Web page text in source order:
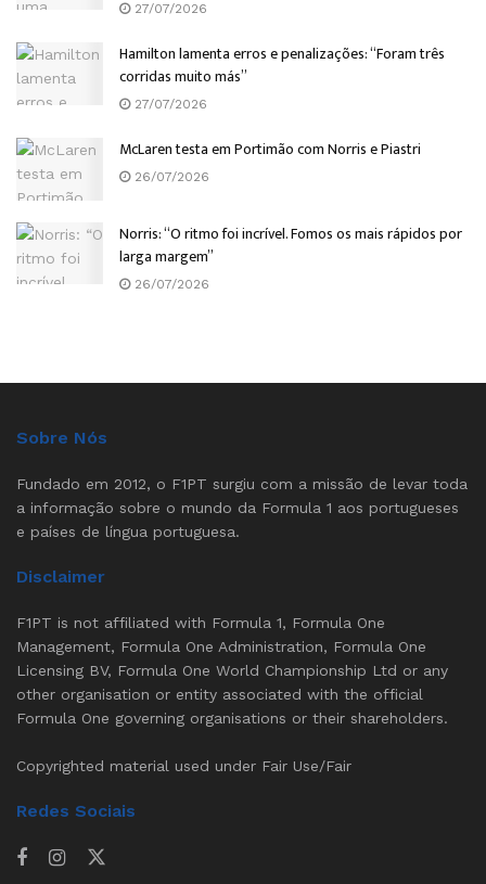
27/07/2026
Hamilton lamenta erros e penalizações: “Foram três
corridas muito más”
27/07/2026
McLaren testa em Portimão com Norris e Piastri
26/07/2026
Norris: “O ritmo foi incrível. Fomos os mais rápidos por
larga margem”
26/07/2026
Sobre Nós
Fundado em 2012, o F1PT surgiu com a missão de levar toda
a informação sobre o mundo da Formula 1 aos portugueses
e países de língua portuguesa.
Disclaimer
F1PT is not affiliated with Formula 1, Formula One
Management, Formula One Administration, Formula One
Licensing BV, Formula One World Championship Ltd or any
other organisation or entity associated with the official
Formula One governing organisations or their shareholders.
Copyrighted material used under Fair Use/Fair
Redes Sociais